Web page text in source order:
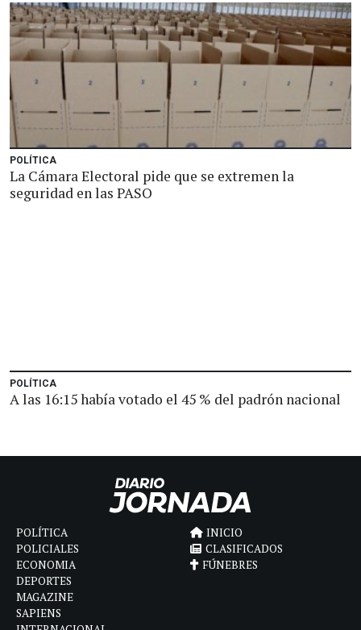
POLÍTICA
La Cámara Electoral pide que se extremen la
seguridad en las PASO
POLÍTICA
A las 16:15 había votado el 45 % del padrón nacional
POLÍTICA
POLICIALES
ECONOMIA
DEPORTES
MAGAZINE
SAPIENS
INICIO
CLASIFICADOS
FÚNEBRES